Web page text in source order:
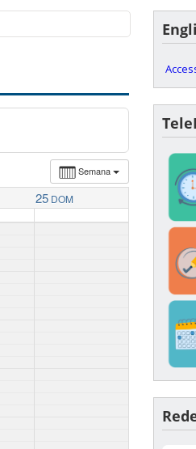
Semana
25 DOM